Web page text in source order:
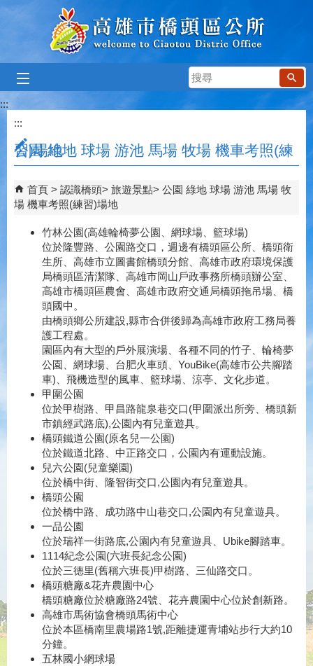
跳到主要內容區塊
搜
尋
:::
:::
公園 綠地 球場 游池 馬場 牧場 機車考照(練習)場地
首頁 認識橋頭 旅遊景點
公園 綠地 球場 游池 馬場 牧
場 機車考照(練習)場地
竹林公園(高雄輪椅夢公園、網球場、籃球場)
位於隆豐路、公園路交口，週邊有橋頭區公所、橋頭衛
生所、高雄市立圖書館橋頭分館、高雄市政府環境保護
局橋頭區清潔隊、高雄市岡山戶政事務所橋頭辦公室、
高雄市橋頭區農會、高雄市政府交通局橋頭拖吊場、橋
頭國中。
由橋頭鄉公所建設,縣市合併後歸為高雄市政府工務局養
護工程處。
園區內有大型的戶外展演場、各種不同的竹子、輪椅夢
公園、網球場、台肥火車頭、YouBike(高雄市公共腳踏
車)、飛機造型的風車、籃球場、涼亭、文化步道。
甲圍公園
位於甲樹路、甲昌路龍泉巷交口(甲圍派出所旁、橋頭新
市鎮經武路底),公園內有兒童遊具。
橋頭鐵道公園(原名兒一公園)
位於鐵道北路、中正路交口，公園內有運動設施。
兒六公園(兒童樂園)
位於橋中街、隆智街交口,公園內有兒童遊具。
橋頭公園
位於橋中路、成功路中山巷交口,公園內有兒童遊具。
一品公園
位於瑞祥一街路底,公園內有兒童遊具、Ubike腳踏車。
1114紀念公園(六班長紀念公園)
位於三德里(舊稱六班長)甲樹路、三仙路交口。
橋頭糖廠&花卉農園中心
橋頭糖廠位於糖廠路24號、花卉農園中心位於創新路。
高雄市馬術協會橋頭馬術中心
位於本區橋南里農場路1號,距離捷運青埔站步行大約10
分鐘。
五林國小網球場